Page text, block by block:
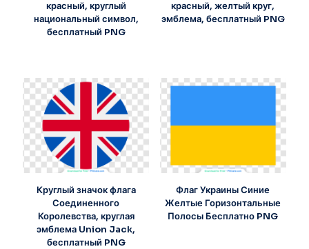
красный, круглый
национальный символ,
бесплатный PNG
красный, желтый круг,
эмблема, бесплатный PNG
Круглый значок флага
Соединенного
Королевства, круглая
эмблема Union Jack,
бесплатный PNG
Флаг Украины Синие
Желтые Горизонтальные
Полосы Бесплатно PNG